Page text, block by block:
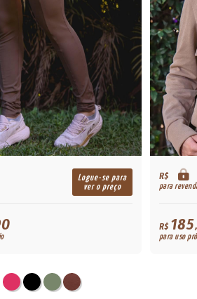
Logue-se para
ver o preço
R$
para
R$
para uso